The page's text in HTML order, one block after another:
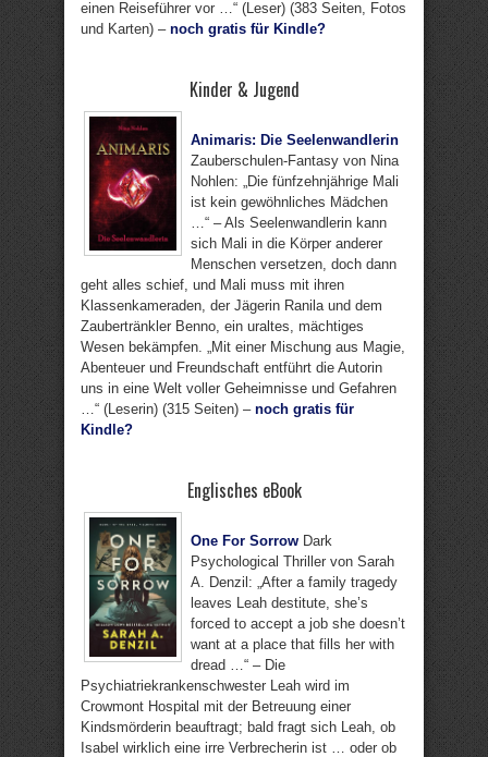
einen Reiseführer vor …“ (Leser) (383 Seiten, Fotos
und Karten) – noch gratis für Kindle?
Kinder & Jugend
Animaris: Die Seelenwandlerin
Zauberschulen-Fantasy von Nina
Nohlen: „Die fünfzehnjährige Mali
ist kein gewöhnliches Mädchen
…“ – Als Seelenwandlerin kann
sich Mali in die Körper anderer
Menschen versetzen, doch dann
geht alles schief, und Mali muss mit ihren
Klassenkameraden, der Jägerin Ranila und dem
Zaubertränkler Benno, ein uraltes, mächtiges
Wesen bekämpfen. „Mit einer Mischung aus Magie,
Abenteuer und Freundschaft entführt die Autorin
uns in eine Welt voller Geheimnisse und Gefahren
…“ (Leserin) (315 Seiten) – noch gratis für
Kindle?
Englisches eBook
One For Sorrow Dark
Psychological Thriller von Sarah
A. Denzil: „After a family tragedy
leaves Leah destitute, she’s
forced to accept a job she doesn’t
want at a place that fills her with
dread …“ – Die
Psychiatriekrankenschwester Leah wird im
Crowmont Hospital mit der Betreuung einer
Kindsmörderin beauftragt; bald fragt sich Leah, ob
Isabel wirklich eine irre Verbrecherin ist … oder ob